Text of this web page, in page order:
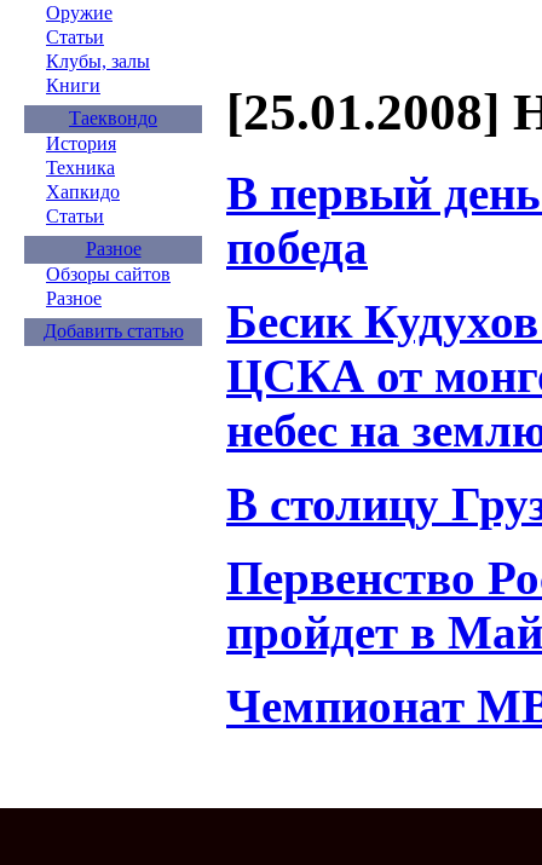
Оружие
Статьи
Клубы, залы
Книги
Таеквондо
История
Техника
Хапкидо
Статьи
Разное
Обзоры сайтов
Разное
Добавить статью
[25.01.2008]
В первый
победа
Бесик
ЦСКА от
небес на
В столицу
Первенство
пройдет в
Чемпионат